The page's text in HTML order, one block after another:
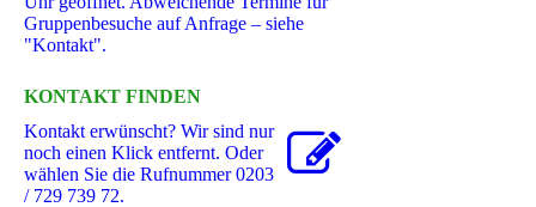
Gruppenbesuche auf Anfrage – siehe
"Kontakt".
KONTAKT FINDEN
Kontakt erwünscht? Wir sind nur
noch einen Klick entfernt. Oder
wählen Sie die Rufnummer 0203
/ 729 739 72.